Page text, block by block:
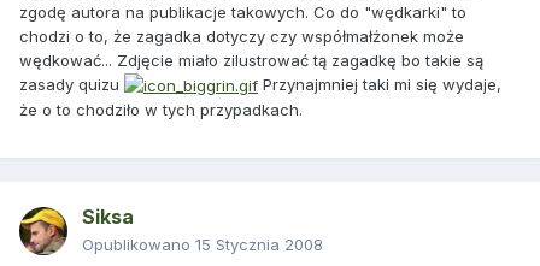
zgodę autora na publikacje takowych. Co do "wędkarki" to
chodzi o to, że zagadka dotyczy czy współmałżonek może
wędkować... Zdjęcie miało zilustrować tą zagadkę bo takie są
zasady quizu
Przynajmniej taki mi się wydaje,
że o to chodziło w tych przypadkach.
Siksa
Opublikowano 15 Stycznia 2008